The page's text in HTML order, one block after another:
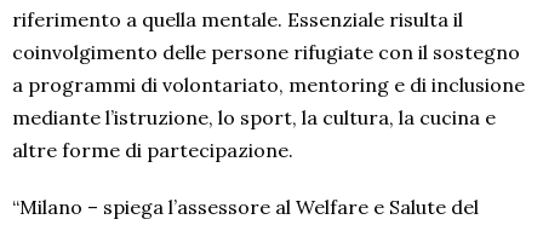
riferimento a quella mentale. Essenziale risulta il
coinvolgimento delle persone rifugiate con il sostegno
a programmi di volontariato, mentoring e di inclusione
mediante l’istruzione, lo sport, la cultura, la cucina e
altre forme di partecipazione.
“Milano – spiega l’assessore al Welfare e Salute del